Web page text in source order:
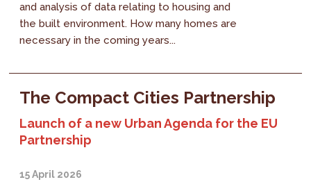
and analysis of data relating to housing and
the built environment. How many homes are
necessary in the coming years...
The Compact Cities Partnership
Launch of a new Urban Agenda for the EU
Partnership
15 April 2026